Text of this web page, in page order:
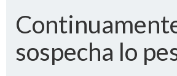
sospecha lo